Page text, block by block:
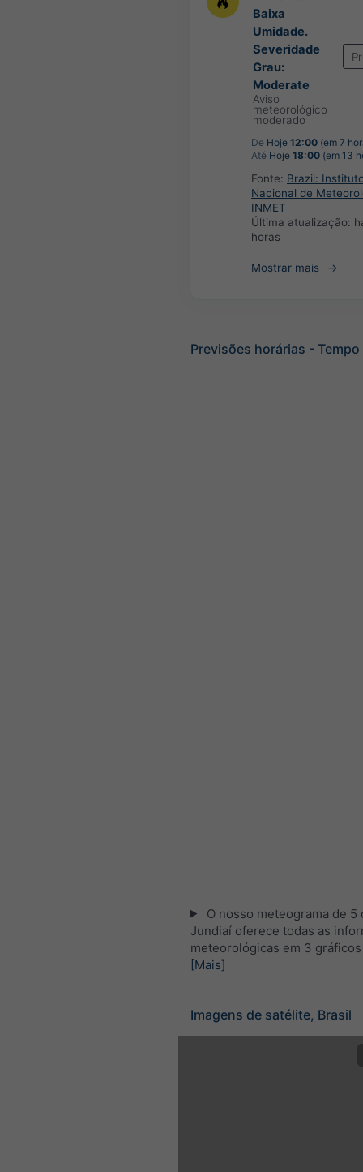
Baixa
Umidade.
Severidade
Grau:
Moderate
Aviso
meteorológico
moderado
De Hoje 12:00 (em 7
Até Hoje 18:00 (em 13
Fonte: Brazil:
Nacional de
INMET
Última atualização:
horas
Mostrar mais
Previsões horárias -
O nosso meteograma de 5
Jundiaí oferece todas as
meteorológicas em 3
[Mais]
Imagens de satélite, Brasil